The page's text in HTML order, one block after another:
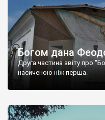
Богом дана
Друга частина звіту про
насиченою ніж перша.